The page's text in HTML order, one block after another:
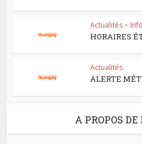
Actualités •
HORAIRES
Actualités
ALERTE
A PROPOS